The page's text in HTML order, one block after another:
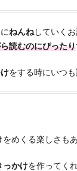
ねんねしていくお
読むのにぴったり
をする時にいつも
めくる楽しさもあ
っかけを作ってく